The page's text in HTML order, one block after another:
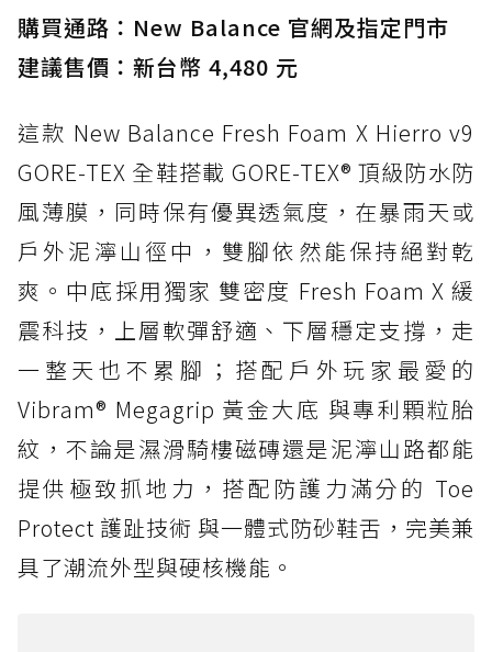
購買通路：New Balance 官網及指定門市
建議售價：新台幣 4,480 元
這款 New Balance Fresh Foam X Hierro v9
GORE-TEX 全鞋搭載 GORE-TEX® 頂級防水防
風薄膜，同時保有優異透氣度，在暴雨天或
戶外泥濘山徑中，雙腳依然能保持絕對乾
爽。中底採用獨家 雙密度 Fresh Foam X 緩
震科技，上層軟彈舒適、下層穩定支撐，走
一整天也不累腳；搭配戶外玩家最愛的
Vibram® Megagrip 黃金大底 與專利顆粒胎
紋，不論是濕滑騎樓磁磚還是泥濘山路都能
提供極致抓地力，搭配防護力滿分的 Toe
Protect 護趾技術 與一體式防砂鞋舌，完美兼
具了潮流外型與硬核機能。